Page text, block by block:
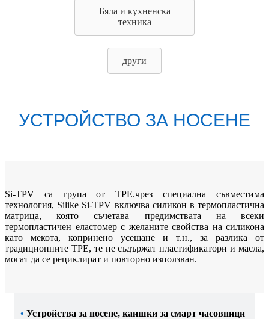
Бяла и кухненска
техника
други
УСТРОЙСТВО ЗА НОСЕНЕ
Si-TPV са група от TPE.чрез специална съвместима
технология, Silike Si-TPV включва силикон в термопластична
матрица, която съчетава предимствата на всеки
термопластичен еластомер с желаните свойства на силикона
като мекота, копринено усещане и т.н., за разлика от
традиционните TPE, те не съдържат пластификатори и масла,
могат да се рециклират и повторно използван.
• Устройства за носене, каишки за смарт часовници